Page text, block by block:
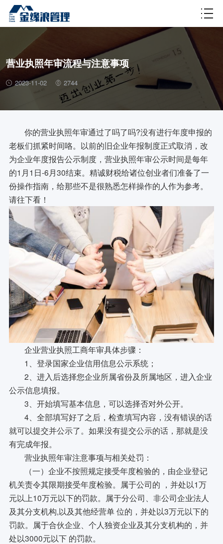
财税百科
营业执照年审流程与注意事项
2023-11-02 2744
你的营业执照年审通过了吗了吗?没有进行年度申报的
老板们抓紧时间咯。以前的旧企业年报制度正式取消，改
为企业年度报告公示制度，营业执照年审公示时间是每年
的1月1日-6月30结束。精诚财税给诸位创业者们准备了一
份操作指南，给那些不是很熟悉怎样操作的人作为参考。
请往下看！
企业营业执照工商年审具体步骤：
1、登录国家企业信用信息公示系统；
2、进入后选择您企业所属省份及所属地区，进入企业
公示信息填报。
3、开始填写基本信息，可以选择否对外公开。
4、全部填写好了之后，检查填写内容，没有错误的话
就可以提交并公示了。如果没有提交公示的话，那就是没
有完成年报。
营业执照年审注意事项与相关处罚：
（一）企业不按照规定接受年度检验的，由企业登记
机关责令其限期接受年度检验。属于公司的 ，并处以1万
元以上10万元以下的罚款。属于分公司、非公司企业法人
及其分支机构,以及其他经营单 位的，并处以3万元以下的
罚款。属于合伙企业、个人独资企业及其分支机构的，并
处以3000元以下 的罚款。